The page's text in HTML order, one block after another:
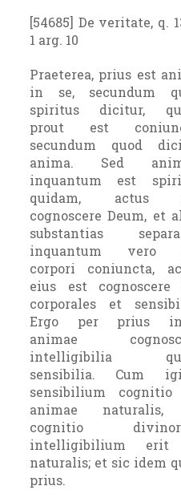
[54685] De veritate, q.
1 arg. 10
Praeterea, prius est
in se, secundum
spiritus dicitur,
prout est
secundum quod
anima. Sed
inquantum est
quidam, actus
cognoscere Deum, et
substantias
inquantum vero
corpori coniuncta,
eius est cognoscere
corporales et
Ergo per prius
animae
intelligibilia
sensibilia. Cum
sensibilium
animae
cognitio
intelligibilium
naturalis; et sic idem
prius.